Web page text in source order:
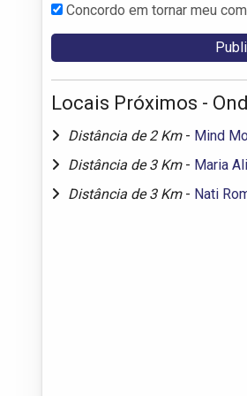
Concordo em tornar meu
Locais Próximos -
Distância de 2 Km - Mind
Distância de 3 Km - Maria
Distância de 3 Km - Nati